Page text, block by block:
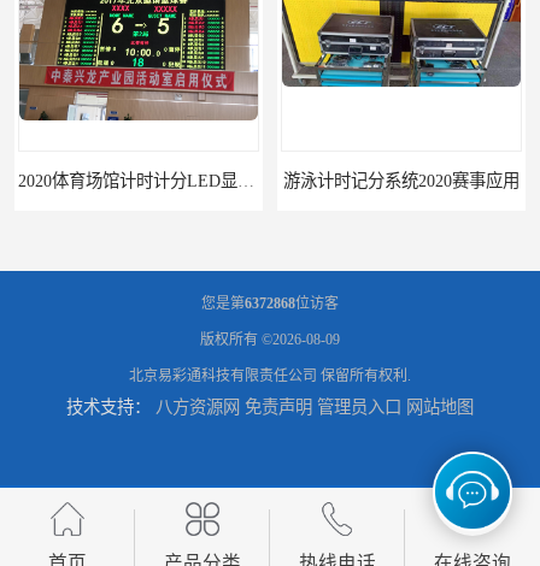
游泳计时记分系统2020赛事应用 游泳计时系统赛事2020新研发
攀枝花记分系统厂家 临夏记分系统厂家
您是第6372868位访客
版权所有 ©2026-08-09
北京易彩通科技有限责任公司 保留所有权利.
技术支持： 八方资源网 免责声明 管理员入口 网站地图